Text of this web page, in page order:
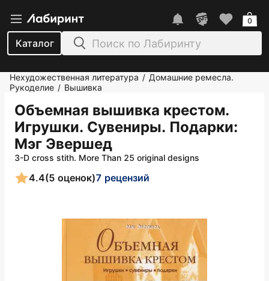
Каталог
0
Нехудожественная литература / Домашние ремесла.
Рукоделие / Вышивка
Объемная вышивка крестом.
Игрушки. Сувениры. Подарки:
Мэг Эвершед
3-D cross stith. More Than 25 original designs
4.4(5 оценок)7 рецензий